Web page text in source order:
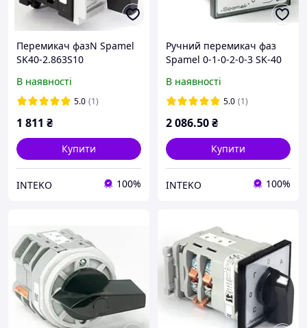
Перемикач фазN Spamel
SK40-2.863S10
В наявності
5.0 (1)
1 811 ₴
Купити
INTEKO 100%
Ручний перемикач фаз
Spamel 0-1-0-2-0-3 SK-40
В наявності
5.0 (1)
2 086.50₴
Купити
INTEKO 100%